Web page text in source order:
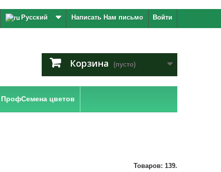
Войти
Написать Нам письмо
Русский
Корзина (пусто)
ПрофСемена цветов
Товаров: 139.